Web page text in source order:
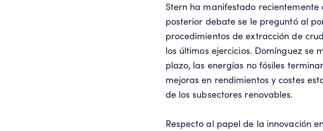
Stern ha manifestado recientemente
posterior debate se le preguntó al
procedimientos de extracción de
los últimos ejercicios. Domínguez se
plazo, las energías no fósiles
mejoras en rendimientos y costes
de los subsectores renovables.
Respecto al papel de la innovación